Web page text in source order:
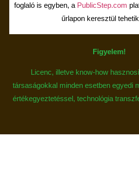
foglaló is egyben, a PublicStep.com
űrlapon keresztül
Figyelem!
Licenc, illetve know-how
társaságokkal minden esetben egyedi
értékegyeztetéssel, technológia